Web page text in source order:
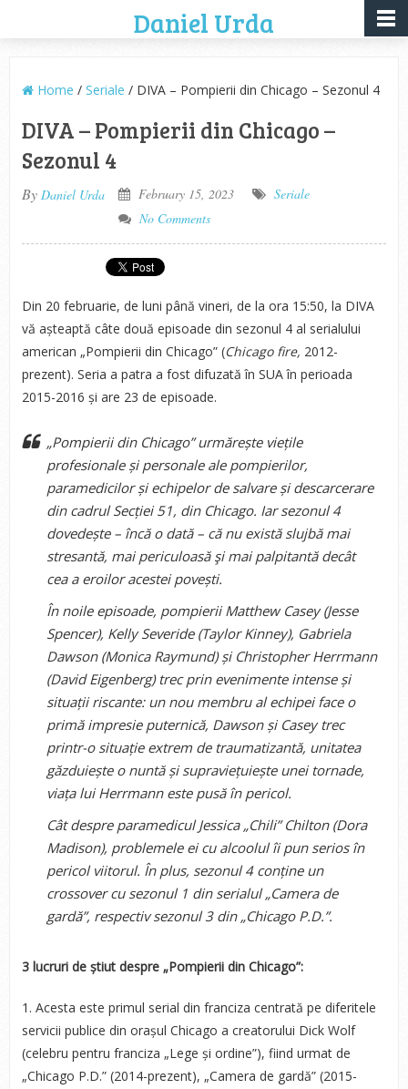
Daniel Urda
Home / Seriale / DIVA – Pompierii din Chicago – Sezonul 4
DIVA – Pompierii din Chicago –
Sezonul 4
By Daniel Urda February 15, 2023
Seriale
No Comments
Din 20 februarie, de luni până vineri, de la ora 15:50, la DIVA
vă așteaptă câte două episoade din sezonul 4 al serialului
american „Pompierii din Chicago” (Chicago fire, 2012-
prezent). Seria a patra a fost difuzată în SUA în perioada
2015-2016 și are 23 de episoade.
„Pompierii din Chicago” urmărește viețile
profesionale și personale ale pompierilor,
paramedicilor și echipelor de salvare și descarcerare
din cadrul Secției 51, din Chicago. Iar sezonul 4
dovedește – încă o dată – că nu există slujbă mai
stresantă, mai periculoasă şi mai palpitantă decât
cea a eroilor acestei povești.
În noile episoade, pompierii Matthew Casey (Jesse
Spencer), Kelly Severide (Taylor Kinney), Gabriela
Dawson (Monica Raymund) și Christopher Herrmann
(David Eigenberg) trec prin evenimente intense și
situații riscante: un nou membru al echipei face o
primă impresie puternică, Dawson și Casey trec
printr-o situație extrem de traumatizantă, unitatea
găzduiește o nuntă și supraviețuiește unei tornade,
viața lui Herrmann este pusă în pericol.
Cât despre paramedicul Jessica „Chili” Chilton (Dora
Madison), problemele ei cu alcoolul îi pun serios în
pericol viitorul. În plus, sezonul 4 conține un
crossover cu sezonul 1 din serialul „Camera de
gardă”, respectiv sezonul 3 din „Chicago P.D.”.
3 lucruri de știut despre „Pompierii din Chicago”:
1. Acesta este primul serial din franciza centrată pe diferitele
servicii publice din orașul Chicago a creatorului Dick Wolf
(celebru pentru franciza „Lege și ordine”), fiind urmat de
„Chicago P.D.” (2014-prezent), „Camera de gardă” (2015-